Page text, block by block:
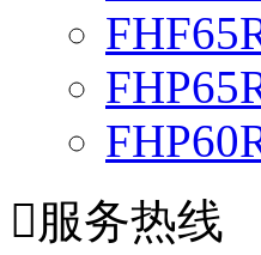
服务热线